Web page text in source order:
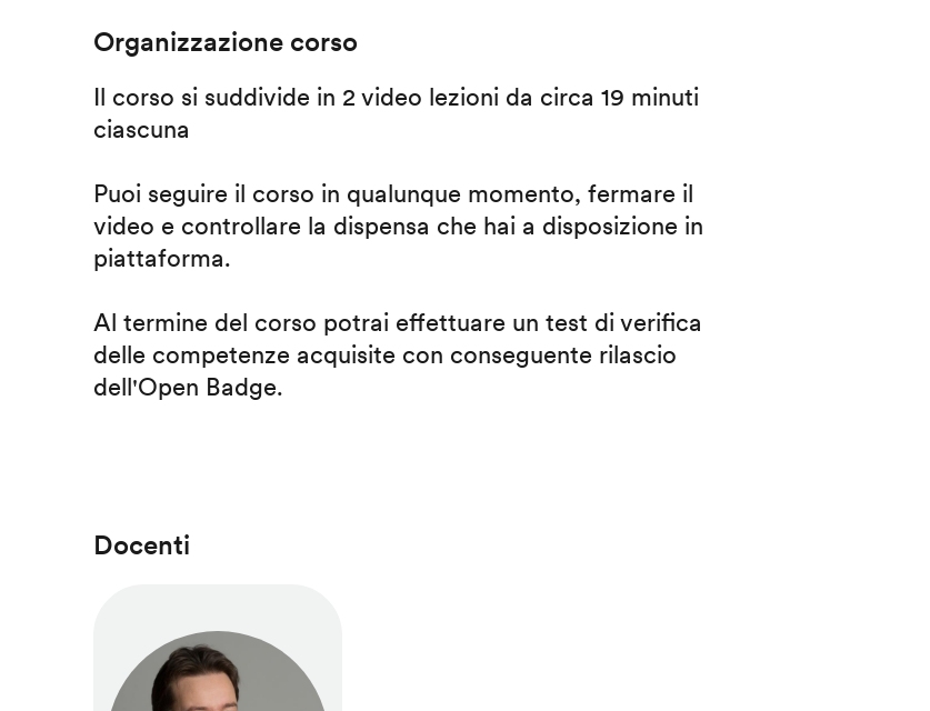
Organizzazione corso
Il corso si suddivide in 2 video lezioni da circa 19 minuti
ciascuna
Puoi seguire il corso in qualunque momento, fermare il
video e controllare la dispensa che hai a disposizione in
piattaforma.
Al termine del corso potrai effettuare un test di verifica
delle competenze acquisite con conseguente rilascio
dell'Open Badge.
Docenti